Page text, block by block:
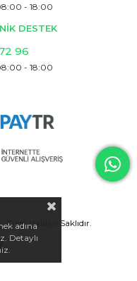
- 18:00
DESTEK
96
- 18:00
- Tüm Hakları Saklıdır.
adına
Detaylı